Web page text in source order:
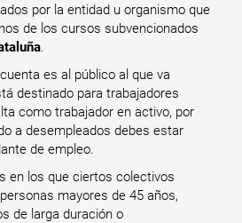
por la entidad u organismo que
de los cursos subvencionados
.
es al público al que va
destinado para trabajadores
como trabajador en activo, por
a desempleados debes estar
de empleo.
en los que ciertos colectivos
mayores de 45 años,
de larga duración o